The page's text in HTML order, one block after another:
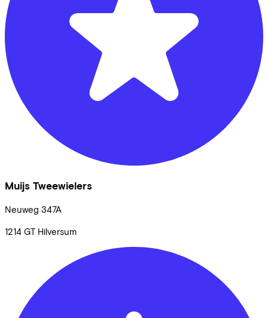
Muijs Tweewielers
Neuweg 347A
1214 GT Hilversum